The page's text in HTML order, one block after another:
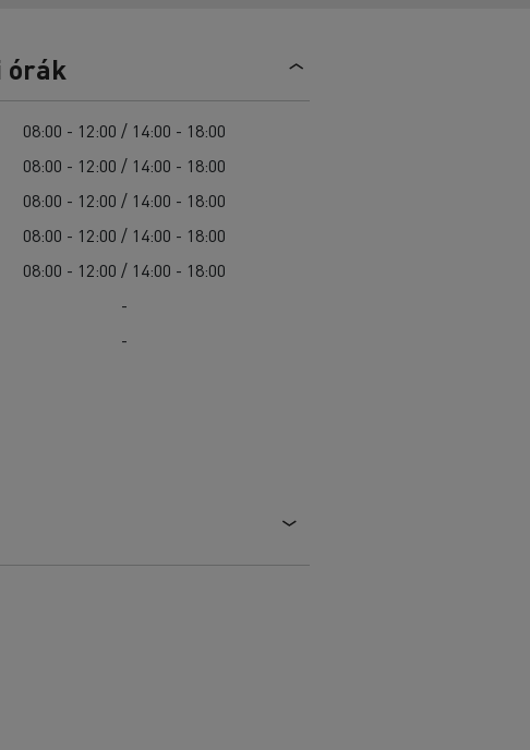
Az Ön szállításaihoz
Szakemberek számára
órák
08:00 - 12:00 / 14:00 - 18:00
08:00 - 12:00 / 14:00 - 18:00
08:00 - 12:00 / 14:00 - 18:00
08:00 - 12:00 / 14:00 - 18:00
08:00 - 12:00 / 14:00 - 18:00
-
-